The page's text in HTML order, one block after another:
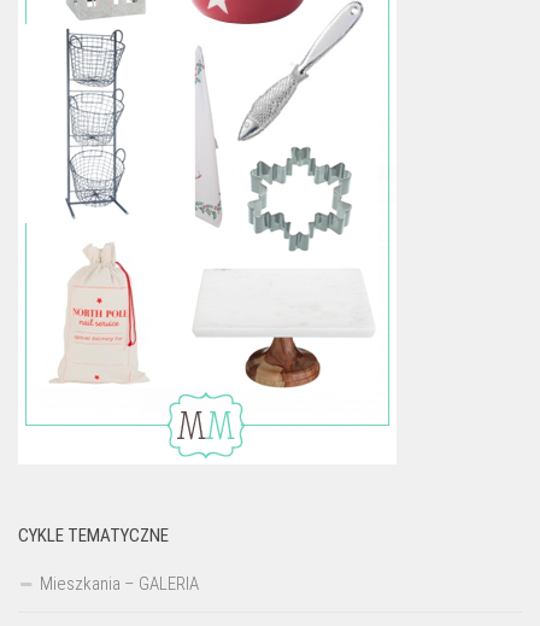
CYKLE TEMATYCZNE
Mieszkania – GALERIA